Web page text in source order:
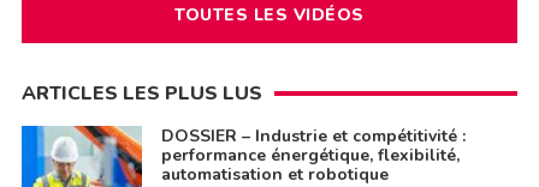
TOUTES LES VIDÉOS
ARTICLES LES PLUS LUS
DOSSIER – Industrie et compétitivité :
performance énergétique, flexibilité,
automatisation et robotique